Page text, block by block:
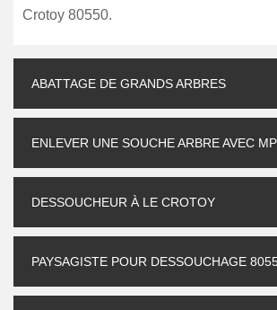
Crotoy 80550.
ABATTAGE DE GRANDS ARBRES
ENLEVER UNE SOUCHE ARBRE AVEC
DESSOUCHEUR À LE CROTOY
PAYSAGISTE POUR DESSOUCHAGE